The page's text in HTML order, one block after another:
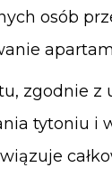
osób
zgodnie
tytoniu i